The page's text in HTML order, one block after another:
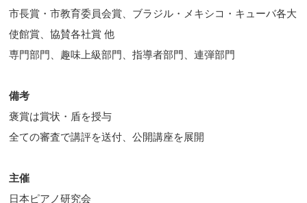
市長賞・市教育委員会賞、ブラジル・メキシコ・キューバ各大
使館賞、協賛各社賞 他
専門部門、趣味上級部門、指導者部門、連弾部門
備考
褒賞は賞状・盾を授与
全ての審査で講評を送付、公開講座を展開
主催
日本ピアノ研究会